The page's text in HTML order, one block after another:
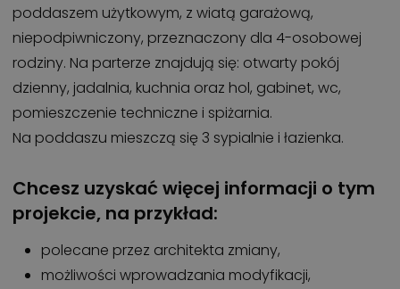
poddaszem użytkowym, z wiatą garażową,
niepodpiwniczony, przeznaczony dla 4-osobowej
rodziny. Na parterze znajdują się: otwarty pokój
dzienny, jadalnia, kuchnia oraz hol, gabinet, wc,
pomieszczenie techniczne i spiżarnia.
Na poddaszu mieszczą się 3 sypialnie i łazienka.
Chcesz uzyskać więcej informacji o tym
projekcie, na przykład:
polecane przez architekta zmiany,
możliwości wprowadzania modyfikacji,